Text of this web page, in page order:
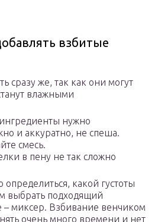
взбитые
сразу же, так как они могут
влажными
нужно
и аккуратно, не спеша.
смесь.
в пену не так сложно
какой густоты
выбрать подходящий
– миксер. Взбивание венчиком
очень много времени и нет